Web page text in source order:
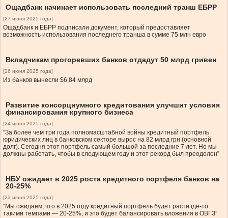
Ощадбанк начинает использовать последний транш ЕБРР
[27 июня 2025 года]
Ощадбанк и ЕБРР подписали документ, который предоставляет
возможность использования последнего транша в сумме 75 млн евро
Вкладчикам прогоревших банков отдадут 50 млрд гривен
[26 июня 2025 года]
Из банков вынесли $6,84 млрд
Развитие консорциумного кредитования улучшит условия
финансирования крупного бизнеса
[24 июня 2025 года]
“За более чем три года полномасштабной войны кредитный портфель
юридических лиц в банковском секторе вырос на 82 млрд грн (основной
долг). Сегодня этот портфель самый большой за последние 7 лет. Но мы
должны работать, чтобы в следующем году и этот рекорд был преодолен”
НБУ ожидает в 2025 роста кредитного портфеля банков на
20-25%
[23 июня 2025 года]
“Мы ожидаем, что в 2025 году кредитный портфель будет расти где-то
такими темпами — 20-25%, и это будет балансировать вложения в ОВГЗ”